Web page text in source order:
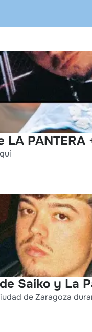
LA
Saiko y La
de Zaragoza